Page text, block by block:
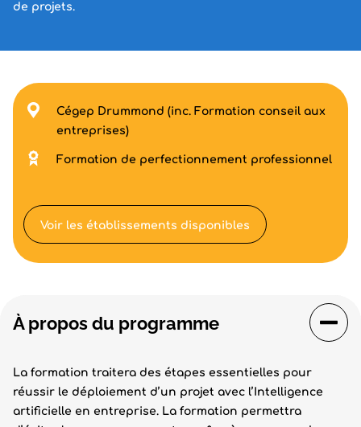
de projets.
À propos du programme
La formation traitera des étapes essentielles pour
réussir le déploiement d’un projet avec l’Intelligence
artificielle en entreprise. La formation permettra
Cégep Drummond (inc. Formation conseil aux
entreprises)
Formation de perfectionnement professionnel
Voir les établissements disponibles